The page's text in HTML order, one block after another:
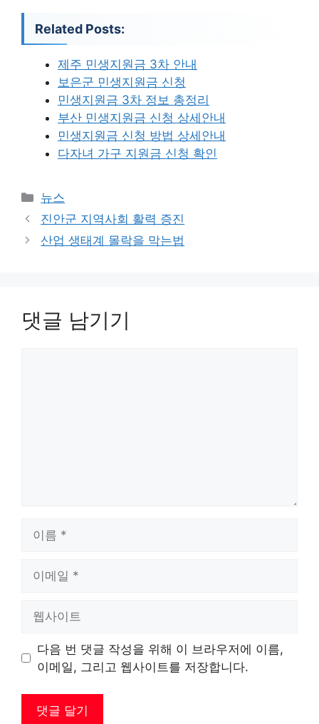
Related Posts:
제주 민생지원금 3차 안내
보은군 민생지원금 신청
민생지원금 3차 정보 총정리
부산 민생지원금 신청 상세안내
민생지원금 신청 방법 상세안내
다자녀 가구 지원금 신청 확인
카
테
리
뉴스
진안군 지역사회 활력 증진
산업 생태계 몰락을 막는법
댓글 남기기
트
다음 번 댓글 작성을 위해 이 브라우저에 이름,
이메일, 그리고 웹사이트를 저장합니다.